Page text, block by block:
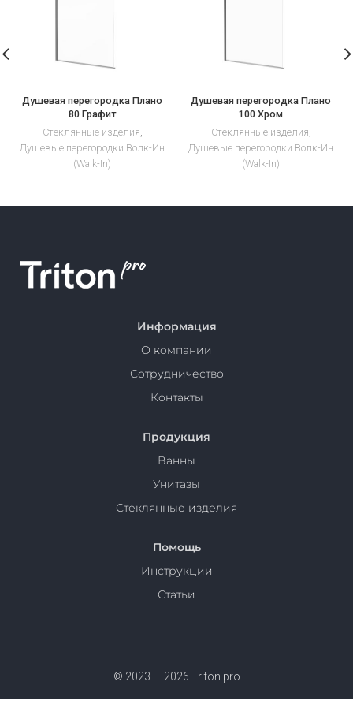
Душевая перегородка Плано
80 Графит
Стеклянные изделия,
Душевые перегородки Волк-Ин
(Walk-In)
Душевая перегородка Плано
100 Хром
Стеклянные изделия,
Душевые перегородки Волк-Ин
(Walk-In)
Информация
О компании
Сотрудничество
Контакты
Продукция
Ванны
Унитазы
Стеклянные изделия
Помощь
Инструкции
Статьи
© 2023 — 2026 Triton pro